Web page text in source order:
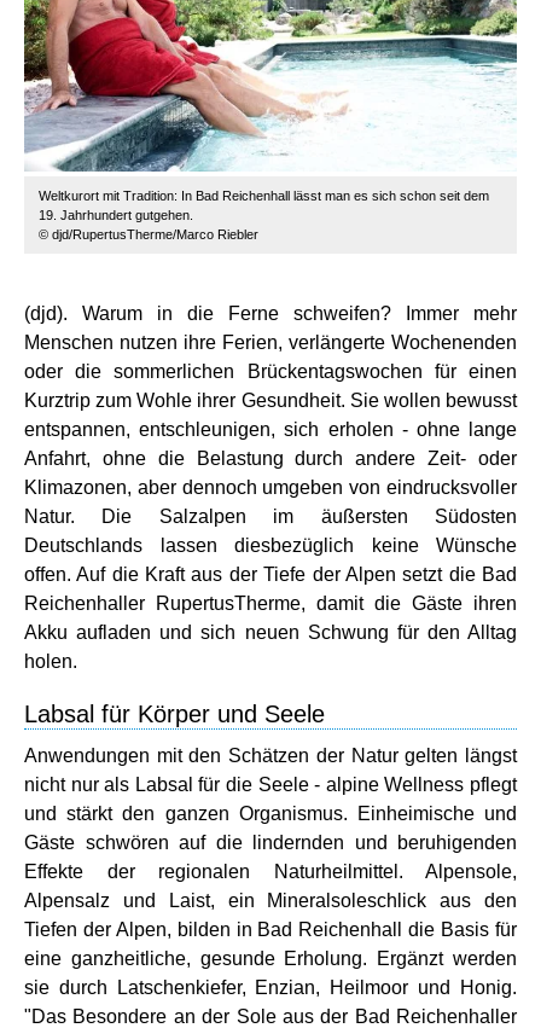
Weltkurort mit Tradition: In Bad Reichenhall lässt man es sich schon seit dem
19. Jahrhundert gutgehen.
© djd/RupertusTherme/Marco Riebler
(djd). Warum in die Ferne schweifen? Immer mehr
Menschen nutzen ihre Ferien, verlängerte Wochenenden
oder die sommerlichen Brückentagswochen für einen
Kurztrip zum Wohle ihrer Gesundheit. Sie wollen bewusst
entspannen, entschleunigen, sich erholen - ohne lange
Anfahrt, ohne die Belastung durch andere Zeit- oder
Klimazonen, aber dennoch umgeben von eindrucksvoller
Natur. Die Salzalpen im äußersten Südosten
Deutschlands lassen diesbezüglich keine Wünsche
offen. Auf die Kraft aus der Tiefe der Alpen setzt die Bad
Reichenhaller RupertusTherme, damit die Gäste ihren
Akku aufladen und sich neuen Schwung für den Alltag
holen.
Labsal für Körper und Seele
Anwendungen mit den Schätzen der Natur gelten längst
nicht nur als Labsal für die Seele - alpine Wellness pflegt
und stärkt den ganzen Organismus. Einheimische und
Gäste schwören auf die lindernden und beruhigenden
Effekte der regionalen Naturheilmittel. Alpensole,
Alpensalz und Laist, ein Mineralsoleschlick aus den
Tiefen der Alpen, bilden in Bad Reichenhall die Basis für
eine ganzheitliche, gesunde Erholung. Ergänzt werden
sie durch Latschenkiefer, Enzian, Heilmoor und Honig.
"Das Besondere an der Sole aus der Bad Reichenhaller